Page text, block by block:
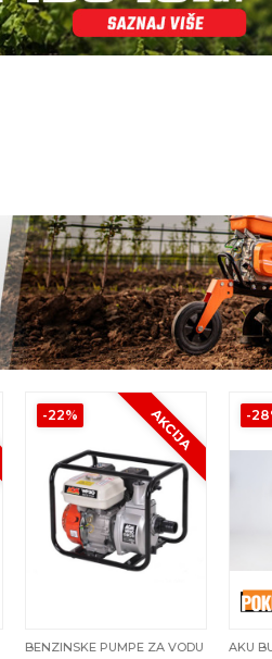
BUŠILICE
Villager čekić bušilica VLN
1100W SDS+
-22% AKCIJA
BENZINSKE PUMPE ZA VODU
-
AKU